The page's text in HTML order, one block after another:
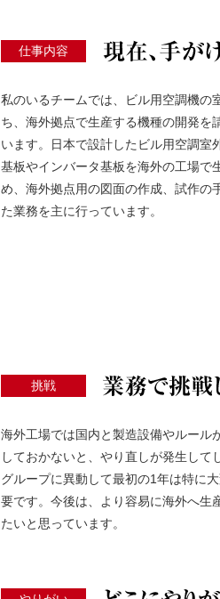
仕事内容
私のいるチームでは、ビル用空調機の
ち、海外拠点で生産する機種の開発を
います。日本で設計したビル用空調室
基板やインバータ基板を海外の工場で
め、海外拠点用の図面の作成、試作の
た業務を主に行っています。
挑戦
海外工場では国内と製造設備やルール
しておかないと、やり直しが発生し
グループに異動して最初の1年は特に
要です。今後は、より容易に海外へ生
たいと思っています。